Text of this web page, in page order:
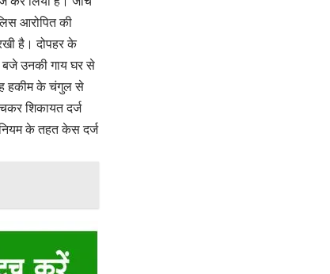
आरोपित की
है। दोपहर के
उनकी गाय घर से
हकीम के चंगुल से
शिकायत दर्ज
के तहत केस दर्ज